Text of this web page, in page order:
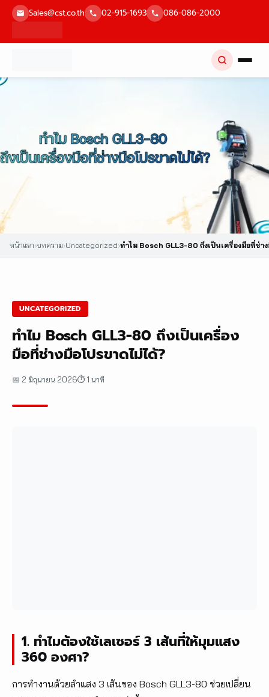
Skip
Sales@cst.co.th 02-915-1693 086-086-2000
หน้าแรก›บทความ›Uncategorized›ทำไม Bosch GLL3-80 ถึงเป็นเครื่องมือที่ช่า
UNCATEGORIZED
ทำไม Bosch GLL3-80 ถึงเป็นเครื่อง
มือที่ช่างมือโปรขาดไม่ได้?
📅 2 มิถุนายน 2026⏱ 1 นาที
1. ทำไมต้องใช้เลเซอร์ 3 เส้นที่ให้มุมแสง
360 องศา?
การทำงานด้วยลำแสง 3 เส้นของ Bosch GLL3-80 ช่วยเปลี่ยน